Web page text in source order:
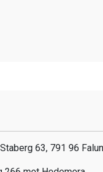
Staberg 63, 791 96 Falun